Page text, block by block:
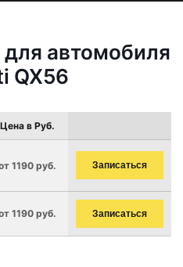
автомобиля
QX56
Цена в Руб.
1190 руб. Записаться
1190 руб. Записаться